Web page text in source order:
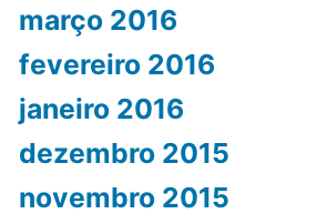
março 2016
fevereiro 2016
janeiro 2016
dezembro 2015
novembro 2015